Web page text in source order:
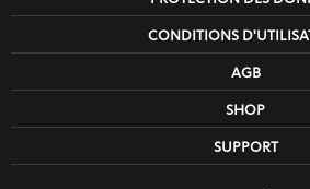
CONDITIONS
AGB
SHOP
SUPPORT